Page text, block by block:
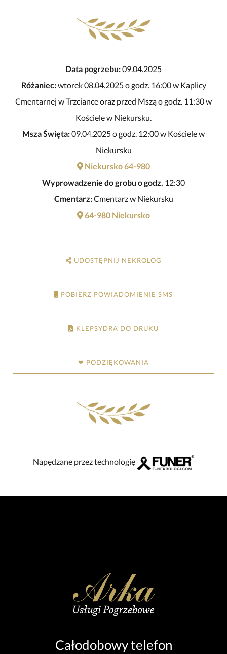
Data pogrzebu:09.04.2025
Różaniec:wtorek 08.04.2025 o godz. 16:00 w Kaplicy
Cmentarnej w Trzciance oraz przed Mszą o godz. 11:30 w
Kościele w Niekursku.
Msza Święta:09.04.2025 o godz. 12:00 w Kościele w
Niekursku
Niekursko 64-980
Wyprowadzenie do grobu o godz. 12:30
Cmentarz:Cmentarz w Niekursku
64-980 Niekursko
UDOSTĘPNIJ NEKROLOG
POBIERZ POWIADOMIENIE SMS
KLEPSYDRA DO DRUKU
❤ PODZIĘKOWANIA
Napędzane przez technologię
Całodobowy telefon